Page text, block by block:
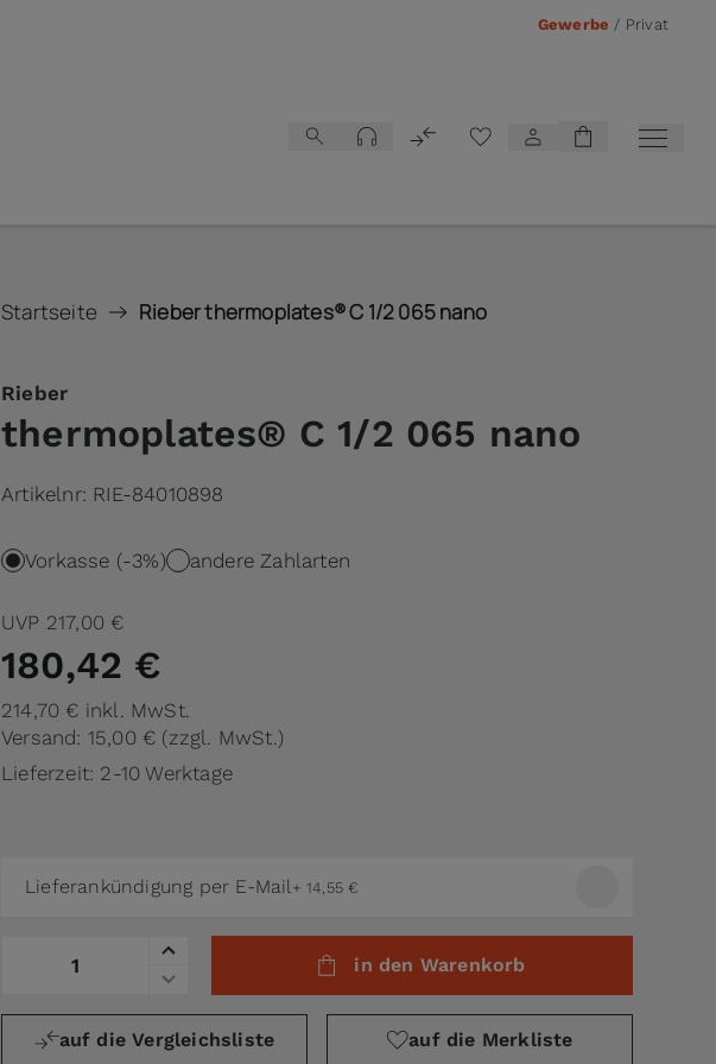
Gewerbe / Privat
Startseite Rieber thermoplates® C 1/2 065 nano
Rieber
thermoplates® C 1/2 065 nano
Artikelnr: RIE-84010898
Vorkasse (-3%) andere Zahlarten
UVP 217,00 €
180,42 €
214,70 € inkl. MwSt.
Versand: 15,00 € (zzgl. MwSt.)
Lieferzeit: 2-10 Werktage
Lieferankündigung per E-Mail+ 14,55 €
in den Warenkorb
auf die Vergleichsliste auf die Merkliste